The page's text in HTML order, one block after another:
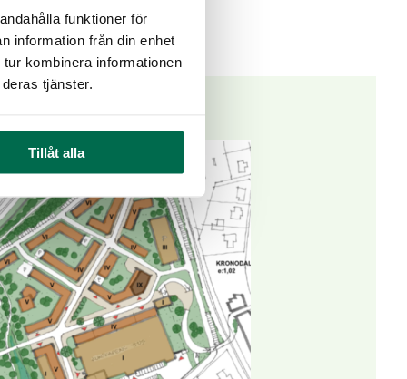
funktioner för
information från din enhet
kombinera informationen
tjänster.
Tillåt alla